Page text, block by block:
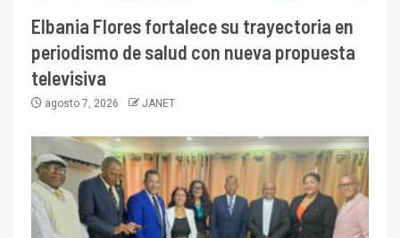
Elbania Flores fortalece su trayectoria en
periodismo de salud con nueva propuesta
televisiva
agosto 7, 2026 JANET